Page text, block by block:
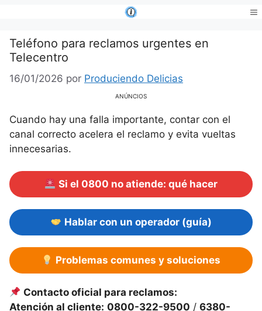
contenido
Teléfono para reclamos urgentes en
Telecentro
16/01/2026 por Produciendo Delicias
ANÚNCIOS
Cuando hay una falla importante, contar con el
canal correcto acelera el reclamo y evita vueltas
innecesarias.
Si el 0800 no atiende: qué hacer
Hablar con un operador (guía)
Problemas comunes y soluciones
Contacto oficial para reclamos:
Atención al cliente: 0800-322-9500 / 6380-